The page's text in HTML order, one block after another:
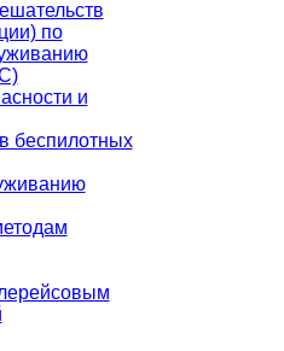
по
и
беспилотных